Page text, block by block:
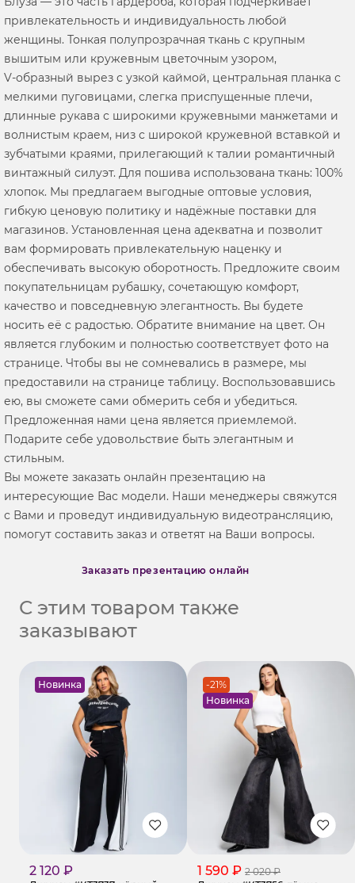
привлекательность и индивидуальность любой
женщины. Тонкая полупрозрачная ткань с крупным
вышитым или кружевным цветочным узором,
V‑образный вырез с узкой каймой, центральная планка с
мелкими пуговицами, слегка приспущенные плечи,
длинные рукава с широкими кружевными манжетами и
волнистым краем, низ с широкой кружевной вставкой и
зубчатыми краями, прилегающий к талии романтичный
винтажный силуэт. Для пошива использована ткань: 100%
хлопок. Мы предлагаем выгодные оптовые условия,
гибкую ценовую политику и надёжные поставки для
магазинов. Установленная цена адекватна и позволит
вам формировать привлекательную наценку и
обеспечивать высокую оборотность. Предложите своим
покупательницам рубашку, сочетающую комфорт,
качество и повседневную элегантность. Вы будете
носить её с радостью. Обратите внимание на цвет. Он
является глубоким и полностью соответствует фото на
странице. Чтобы вы не сомневались в размере, мы
предоставили на странице таблицу. Воспользовавшись
ею, вы сможете сами обмерить себя и убедиться.
Предложенная нами цена является приемлемой.
Подарите себе удовольствие быть элегантным и
стильным.
Вы можете заказать онлайн презентацию на
интересующие Вас модели. Наши менеджеры свяжутся
с Вами и проведут индивидуальную видеотрансляцию,
помогут составить заказ и ответят на Ваши вопросы.
Заказать презентацию онлайн
С этим товаром также
заказывают
Новинка
2 120 ₽
-21%
Новинка
1 590 ₽ 2 020 ₽